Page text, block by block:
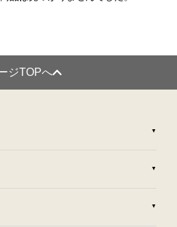
ジTOPへ